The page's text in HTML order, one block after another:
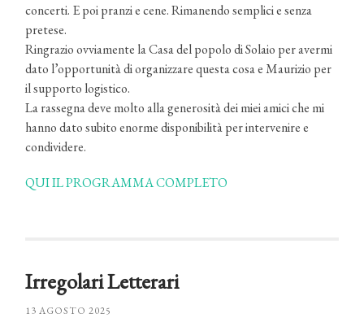
concerti. E poi pranzi e cene. Rimanendo semplici e senza
pretese.
Ringrazio ovviamente la Casa del popolo di Solaio per avermi
dato l’opportunità di organizzare questa cosa e Maurizio per
il supporto logistico.
La rassegna deve molto alla generosità dei miei amici che mi
hanno dato subito enorme disponibilità per intervenire e
condividere.
QUI IL PROGRAMMA COMPLETO
Irregolari Letterari
13 AGOSTO 2025